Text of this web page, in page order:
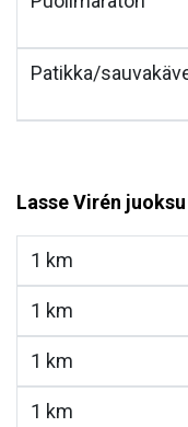
Patikka/
Lasse Virén
1 km
1 km
1 km
1 km